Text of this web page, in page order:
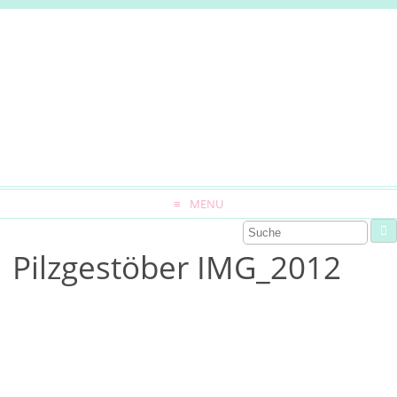
MENU
Pilzgestöber IMG_2012